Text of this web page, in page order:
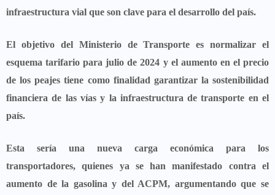
infraestructura vial que son clave para el desarrollo del país.
El objetivo del Ministerio de Transporte es normalizar el
esquema tarifario para julio de 2024 y el aumento en el precio
de los peajes tiene como finalidad garantizar la sostenibilidad
financiera de las vías y la infraestructura de transporte en el
país.
Esta sería una nueva carga económica para los
transportadores,quienes ya se han manifestado contra el
aumento de la gasolina y del ACPM, argumentando que se